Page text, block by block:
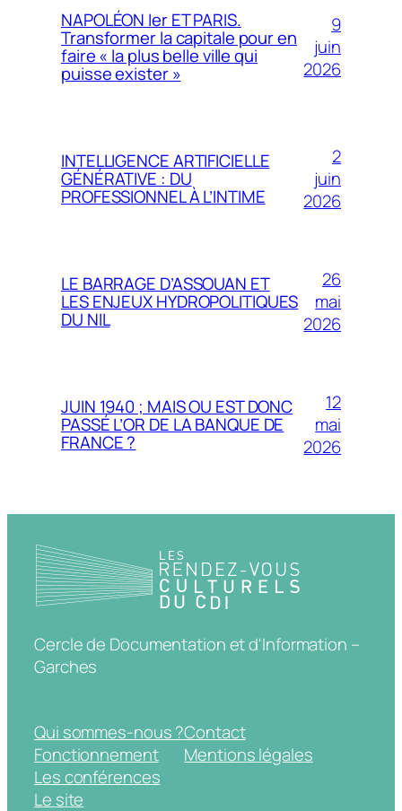
NAPOLÉON Ier ET PARIS.
Transformer la capitale pour en
faire « la plus belle ville qui
puisse exister »
9
juin
2026
INTELLIGENCE ARTIFICIELLE
GÉNÉRATIVE : DU
PROFESSIONNEL À L’INTIME
2
juin
2026
LE BARRAGE D’ASSOUAN ET
LES ENJEUX HYDROPOLITIQUES
DU NIL
26
mai
2026
JUIN 1940 ; MAIS OU EST DONC
PASSÉ L’OR DE LA BANQUE DE
FRANCE ?
12
mai
2026
Cercle de Documentation et d'Information –
Garches
Qui sommes-nous ?
Fonctionnement
Les conférences
Le site
Contact
Mentions légales